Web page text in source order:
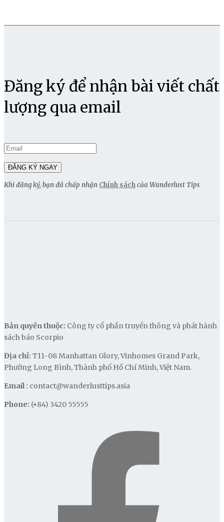
Đăng ký để nhận bài viết chất
lượng qua email
Khi đăng ký, bạn đã chấp nhận Chính sáchcủa Wanderlust Tips
Bản quyền thuộc: Công ty cổ phần truyền thông và phát hành
sách báo Scorpio
Địa chỉ: T11-08 Manhattan Glory, Vinhomes Grand Park,
Phường Long Bình, Thành phố Hồ Chí Minh, Việt Nam.
Email : contact@wanderlusttips.asia
Phone: (+84) 3420 55555